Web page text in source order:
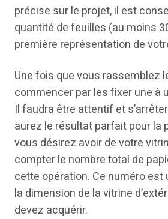
précise sur le projet, il est
quantité de feuilles (au moins
première représentation de
Une fois que vous rassemblez
commencer par les fixer une à
Il faudra être attentif et
aurez le résultat parfait pour la
vous désirez avoir de votre
compter le nombre total de
cette opération. Ce numéro
la dimension de la vitrine
devez acquérir.